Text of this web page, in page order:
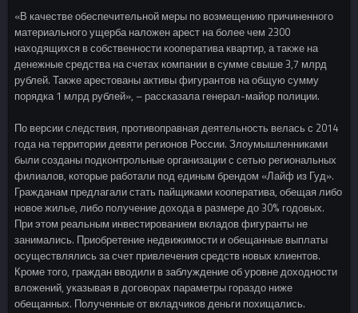
«В качестве обеспечительной меры по возмещению причиненного
материального ущерба наложен арест на более чем 2300
находящихся в собственности кооператива квартир, а также на
денежные средства на счетах компании в сумме свыше 3,7 млрд
рублей. Также арестованы активы фигурантов на общую сумму
порядка 1 млрд рублей», – рассказала генерал-майор полиции.
По версии следствия, противоправная деятельность велась с 2014
года на территории девяти регионов России. Злоумышленниками
были созданы подконтрольные организации с сетью региональных
филиалов, которые работали под единым брендом «Лайф из Гуд».
Гражданам предлагали стать пайщиками кооператива, обещая либо
новое жилье, либо получение дохода в размере до 30% годовых.
При этом реальным инвестированием вкладов фигуранты не
занимались. Приобретение недвижимости и обещанные выплаты
осуществлялись за счет привлечения средств новых клиентов.
Кроме того, граждан вводили в заблуждение об уровне доходности
вложений, указывая в договорах параметры гораздо ниже
обещанных. Полученные от вкладчиков деньги похищались.